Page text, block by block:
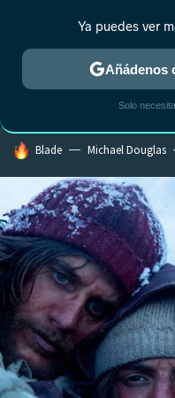
MENÚ
ESTRENOS
HOY SE HABLA DE
Blade Michael Douglas
Ya puedes ver
Añádenos
Solo